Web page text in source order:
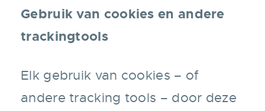
Gebruik van cookies en andere
trackingtools
Elk gebruik van cookies – of
andere tracking tools – door deze